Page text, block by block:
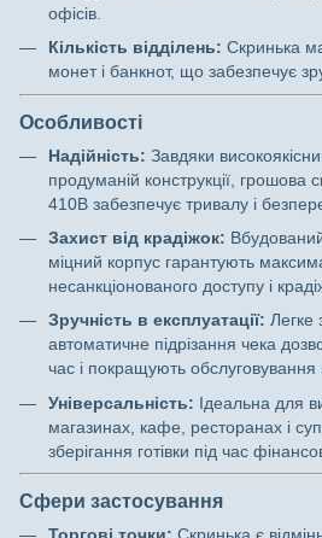
офісів.
Кількість відділень: Скринька
монет і банкнот, що забезпечує
Особливості
Надійність: Завдяки
продуманій конструкції, грошова
410B забезпечує тривалу і
Захист від крадіжок:
міцний корпус гарантують
несанкціонованого доступу і
Зручність в експлуатації: Легке
автоматичне підрізання чека
час і покращують обслуговування
Універсальність: Ідеальна для
магазинах, кафе, ресторанах і
зберігання готівки під час
Сфери застосування